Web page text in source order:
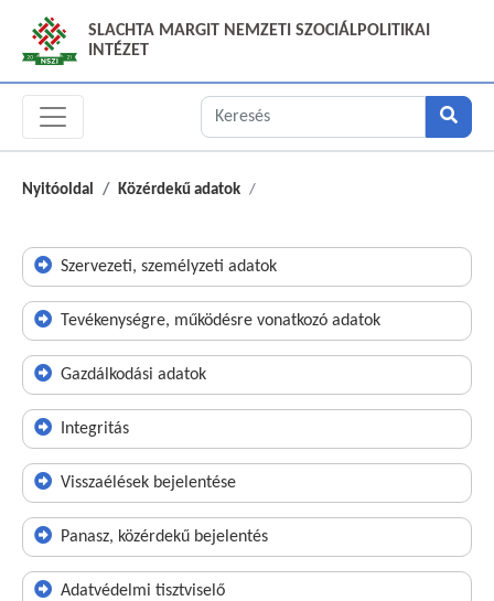
SLACHTA MARGIT NEMZETI SZOCIÁLPOLITIKAI
INTÉZET
Nyitóoldal Közérdekű adatok
Szervezeti, személyzeti adatok
Tevékenységre, működésre vonatkozó adatok
Gazdálkodási adatok
Integritás
Visszaélések bejelentése
Panasz, közérdekű bejelentés
Adatvédelmi tisztviselő